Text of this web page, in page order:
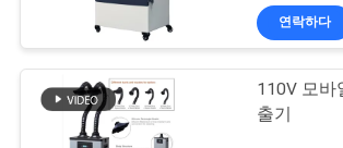
연락하다
110V 모바
출기